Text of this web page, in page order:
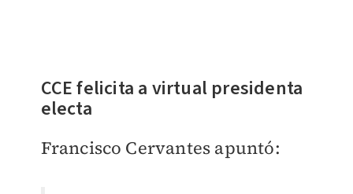
CCEfelicita a virtual presidenta
electa
Francisco Cervantes apuntó: